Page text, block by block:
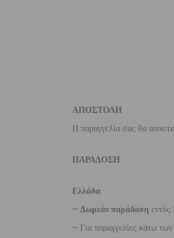
ΑΠΟΣΤΟΛΗ
Η παραγγελία σας θα
ΠΑΡΑΔΟΣΗ
Ελλάδα
– Δωρεάν παράδοση εντός
– Για παραγγελίες κάτω